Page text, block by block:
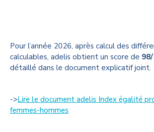
Pour l’année 2026, après calcul des
calculables, adelis obtient un score de
détaillé dans le document explicatif joint.
->Lire le document adelis Index égalité
femmes-hommes